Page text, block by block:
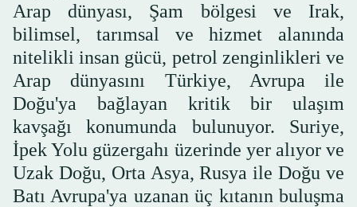
Arap dünyası, Şam bölgesi ve Irak,
bilimsel, tarımsal ve hizmet alanında
nitelikli insan gücü, petrol zenginlikleri ve
Arap dünyasını Türkiye, Avrupa ile
Doğu'ya bağlayan kritik bir ulaşım
kavşağı konumunda bulunuyor. Suriye,
İpek Yolu güzergahı üzerinde yer alıyor ve
Uzak Doğu, Orta Asya, Rusya ile Doğu ve
Batı Avrupa'ya uzanan üç kıtanın buluşma